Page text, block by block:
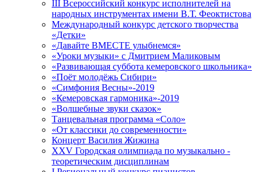
III Всероссийский конкурс исполнителей на
народных инструментах имени В.Т. Феоктистова
Международный конкурс детского творчества
«Детки»
«Давайте ВМЕСТЕ улыбнемся»
«Уроки музыки» с Дмитрием Маликовым
«Развивающая суббота кемеровского школьника»
«Поёт молодёжь Сибири»
«Симфония Весны»-2019
«Кемеровская гармоника»-2019
«Волшебные звуки сказок»
Танцевальная программа «Соло»
«От классики до современности»
Концерт Василия Жижина
ХХV Городская олимпиада по музыкально -
теоретическим дисциплинам